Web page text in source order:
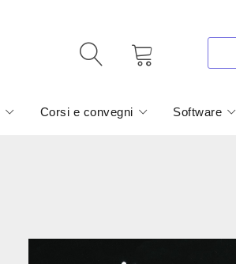
Corsi e convegni Software